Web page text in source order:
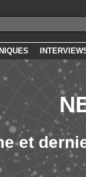
et